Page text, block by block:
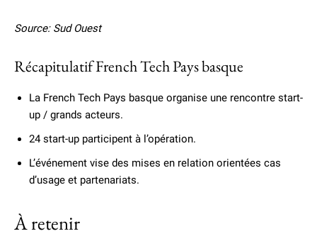
Source: Sud Ouest
Récapitulatif French Tech Pays basque
La French Tech Pays basque organise une rencontre start-
up / grands acteurs.
24 start-up participent à l’opération.
L’événement vise des mises en relation orientées cas
d’usage et partenariats.
À retenir